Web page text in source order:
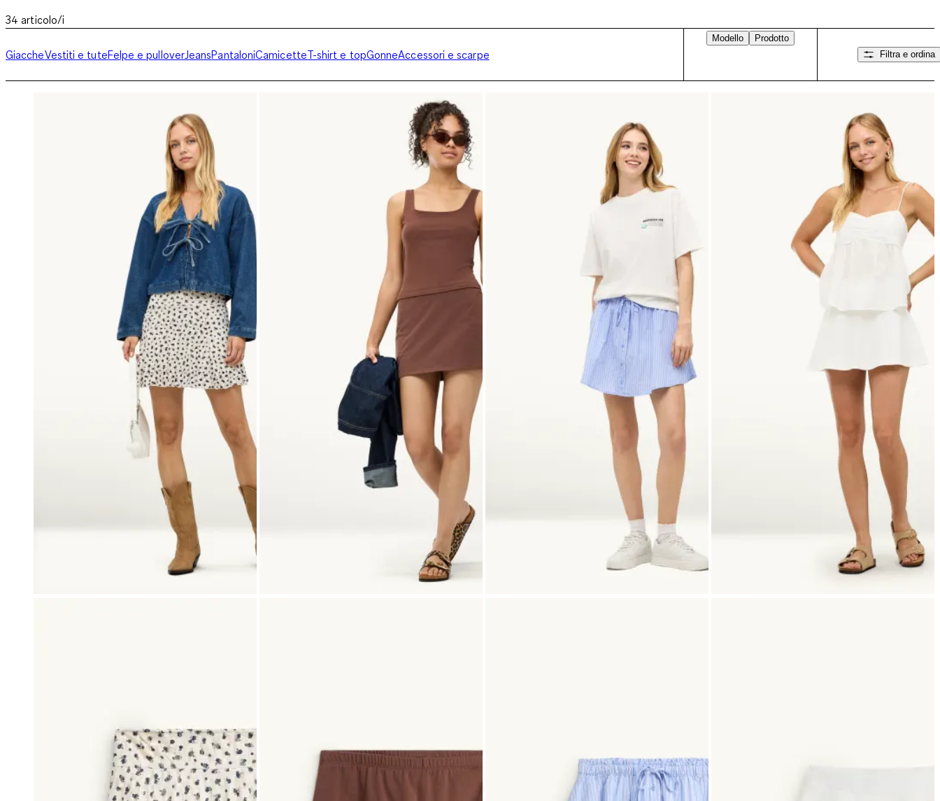
34 articolo/i
GiaccheVestiti e tuteFelpe e pulloverJeansPantaloniCamicetteT-shirt e topGonneAccessori e scarpe
Modello
Prodotto
Filtra e ordina